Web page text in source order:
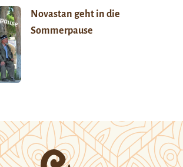
Novastan geht in die
Sommerpause